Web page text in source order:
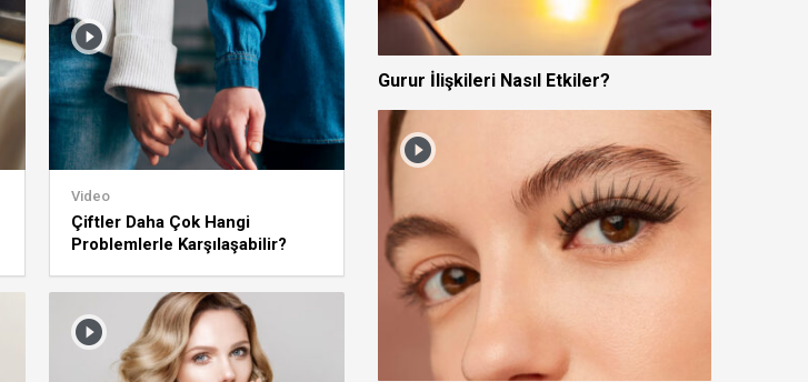
Video
Çiftler Daha Çok Hangi
Problemlerle Karşılaşabilir?
Gurur İlişkileri Nasıl Etkiler?